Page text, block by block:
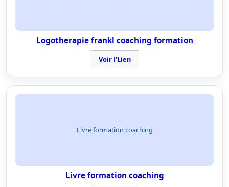
Logotherapie frankl coaching formation
Voir l'Lien
Livre formation coaching
Livre formation coaching